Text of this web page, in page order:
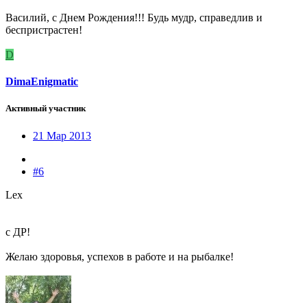
Василий, с Днем Рождения!!! Будь мудр, справедлив и
беспристрастен!
D
DimaEnigmatic
Активный участник
21 Мар 2013
#6
Lex
с ДР!
Желаю здоровья, успехов в работе и на рыбалке!